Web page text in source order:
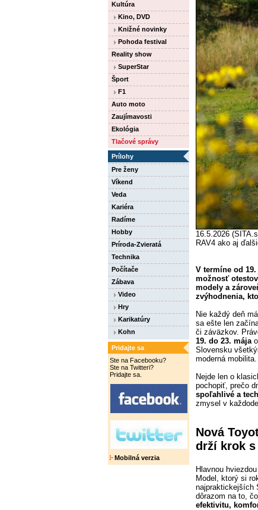
Kultúra
Kino, DVD
Knižné novinky
Pohoda festival
Reality show
SuperStar
Šport
F1
Auto moto
Zaujímavosti
Ekológia
Tlačové správy
Prílohy
Pre ženy
Víkend
Veda
Kariéra
Radíme
Hobby
Príroda-Zvieratá
Technika
Počítače
Zábava
Video
Hry
Karikatúry
Kohn
Pridajte sa
Ste na Facebooku?
Ste na Twitteri?
Pridajte sa.
Mobilná verzia
16.5.2026
RAV4 ako aj
V termíne od
možnosť
modely a
zvýhodnenia,
Nie každý deň
sa ešte len
či záväzkov.
19. do 23. mája
Slovensku
moderná mobilita.
Nejde len o
pochopiť, prečo
spoľahlivé a
zmysel v
Nová
drží krok s
Hlavnou
Model, ktorý si
najpraktickejších
dôrazom na to,
efektivitu,